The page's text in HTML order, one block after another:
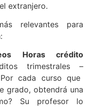
extranjero.
relevantes para
Horas crédito
trimestrales –
cada curso que
grado, obtendrá una
Su profesor lo